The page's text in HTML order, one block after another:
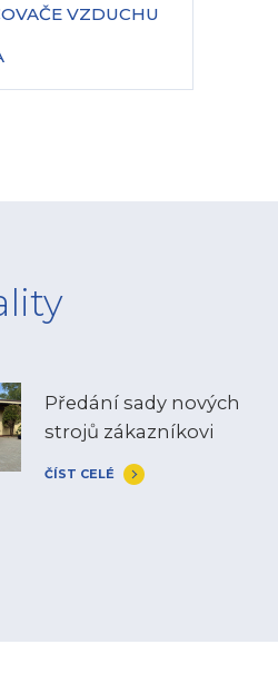
VZDUCHU
Předání sady nových
strojů zákazníkovi
ČÍST CELÉ